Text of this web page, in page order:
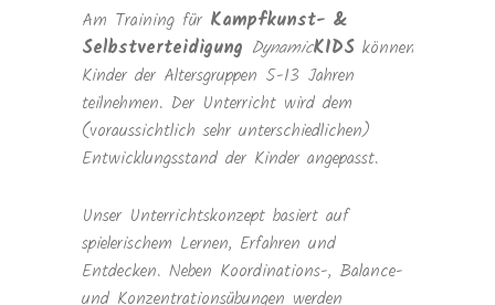
Am Training für Kampfkunst- &
Selbstverteidigung DynamicKIDS können
Kinder der Altersgruppen 5-13 Jahren
teilnehmen. Der Unterricht wird dem
(voraussichtlich sehr unterschiedlichen)
Entwicklungsstand der Kinder angepasst.
Unser Unterrichtskonzept basiert auf
spielerischem Lernen, Erfahren und
Entdecken. Neben Koordinations-, Balance-
und Konzentrationsübungen werden